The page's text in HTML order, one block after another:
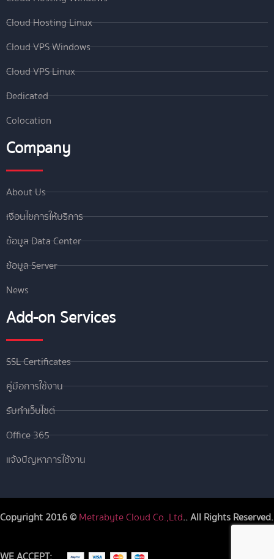
Cloud Hosting Linux
Cloud VPS Windows
Cloud VPS Linux
Dedicated
Colocation
Company
About Us
เงื่อนไขการให้บริการ
ข้อมูล Data Center
ข้อมูล Server
News
Add-on Services
SSL Certificates
คู่มือการใช้งาน
รับทำเว็บไซต์
Office 365
แจ้งปัญหาการใช้งาน
Copyright 2016 ©Metrabyte Cloud Co.,Ltd.. All Rights Reserved.